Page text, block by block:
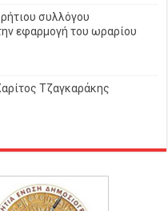
συλλόγου
εφαρμογή του ωραρίου
Τζαγκαράκης